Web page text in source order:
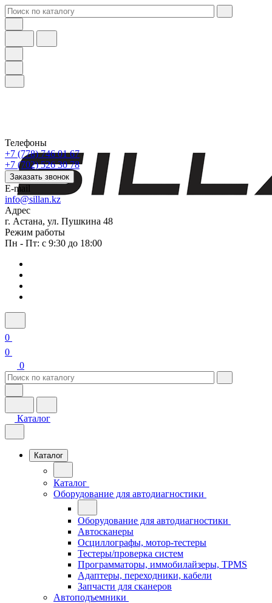
Телефоны
+7 (778) 746 01 67
+7 (702) 526 30 78
Заказать звонок
E-mail
info@sillan.kz
Адрес
г. Астана, ул. Пушкина 48
Режим работы
Пн - Пт: с 9:30 до 18:00
0
0
0
Каталог
Каталог
Каталог
Оборудование для автодиагностики
Оборудование для автодиагностики
Автосканеры
Осциллографы, мотор-тестеры
Тестеры/проверка систем
Программаторы, иммобилайзеры, TPMS
Адаптеры, переходники, кабели
Запчасти для сканеров
Автоподъемники